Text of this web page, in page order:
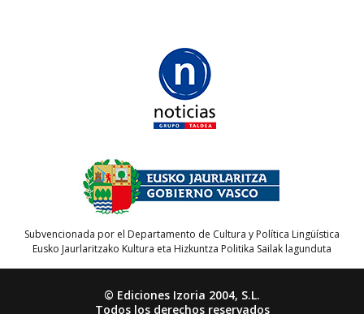
Subvencionada por el Departamento de Cultura y Política Lingüística
Eusko Jaurlaritzako Kultura eta Hizkuntza Politika Sailak lagunduta
© Ediciones Izoria 2004, S.L.
Todos los derechos reservados